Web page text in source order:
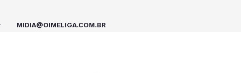
MIDIA@OIMELIGA.COM.BR